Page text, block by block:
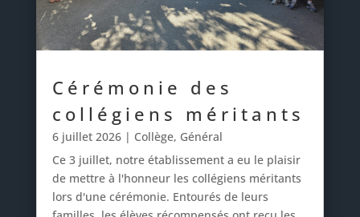
Cérémonie des
collégiens méritants
6 juillet 2026| Collège, Général
Ce 3 juillet, notre établissement a eu le plaisir
de mettre à l'honneur les collégiens méritants
lors d'une cérémonie. Entourés de leurs